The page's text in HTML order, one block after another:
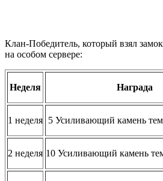
Клан-Победитель, который взял
на особом сервере:
Неделя Награда
1 неделя 5 Усиливающий камень
2 неделя 10 Усиливающий камень